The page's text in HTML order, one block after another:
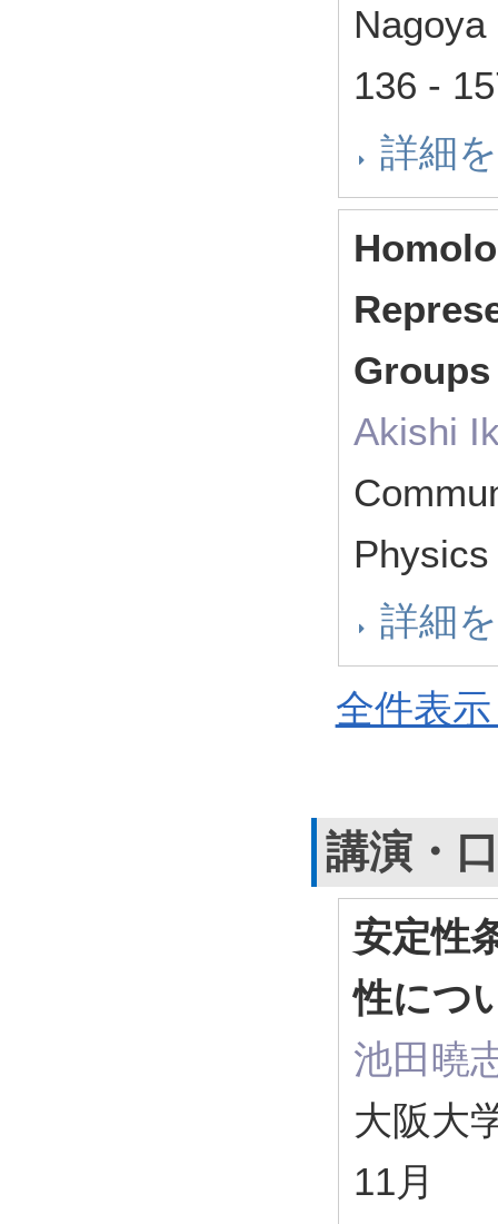
136 -
詳細
Akishi
詳細
全件表
講演・
安定性
性につ
池田曉
大阪大
11月